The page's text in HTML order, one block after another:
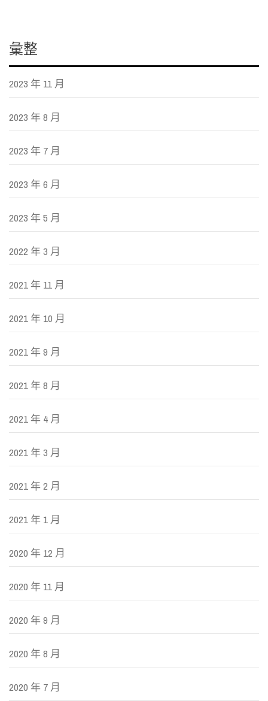
彙整
2023 年 11 月
2023 年 8 月
2023 年 7 月
2023 年 6 月
2023 年 5 月
2022 年 3 月
2021 年 11 月
2021 年 10 月
2021 年 9 月
2021 年 8 月
2021 年 4 月
2021 年 3 月
2021 年 2 月
2021 年 1 月
2020 年 12 月
2020 年 11 月
2020 年 9 月
2020 年 8 月
2020 年 7 月